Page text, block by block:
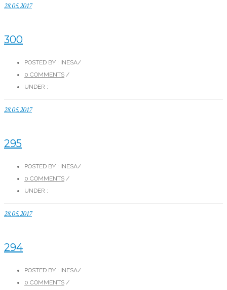
28.05.2017
300
POSTED BY : INESA/
0 COMMENTS /
UNDER :
28.05.2017
295
POSTED BY : INESA/
0 COMMENTS /
UNDER :
28.05.2017
294
POSTED BY : INESA/
0 COMMENTS /